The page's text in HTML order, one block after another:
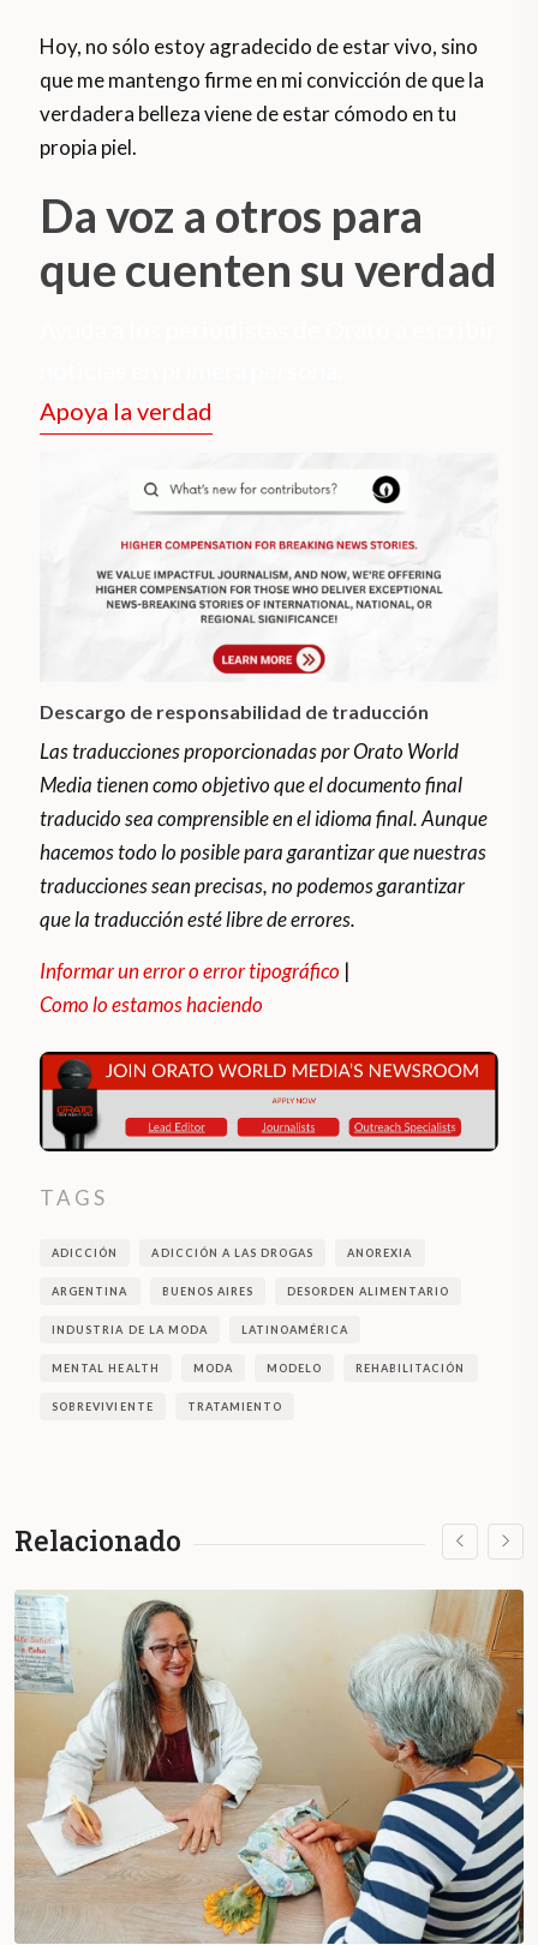
Hoy, no sólo estoy agradecido de estar vivo, sino
que me mantengo firme en mi convicción de que la
verdadera belleza viene de estar cómodo en tu
propia piel.
Da voz a otros para
que cuenten su verdad
Apoya la verdad
Descargo de responsabilidad de traducción
Las traducciones proporcionadas por Orato World
Media tienen como objetivo que el documento final
traducido sea comprensible en el idioma final. Aunque
hacemos todo lo posible para garantizar que nuestras
traducciones sean precisas, no podemos garantizar
que la traducción esté libre de errores.
Informar un error o error tipográfico |
Como lo estamos haciendo
TAGS
ADICCIÓN ADICCIÓN A LAS DROGAS ANOREXIA
ARGENTINA BUENOS AIRES DESORDEN ALIMENTARIO
INDUSTRIA DE LA MODA LATINOAMÉRICA
MENTAL HEALTH MODA MODELO REHABILITACIÓN
SOBREVIVIENTE TRATAMIENTO
Relacionado